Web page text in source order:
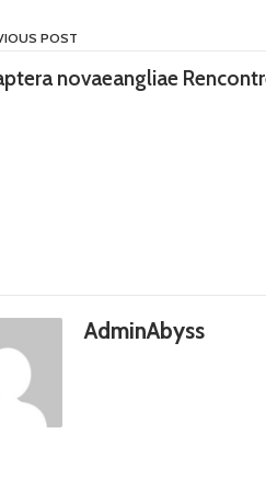
POST
novaeangliae
AdminAbyss